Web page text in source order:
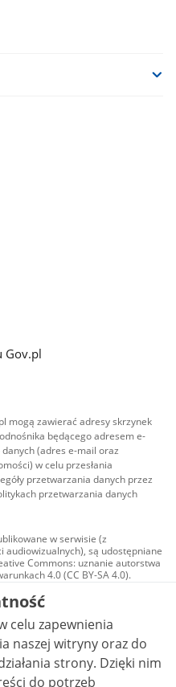
Gov.pl
mogą zawierać adresy skrzynek
będącego adresem e-
(adres e-mail oraz
w celu przesłania
przetwarzania danych przez
przetwarzania danych
w serwisie (z
audiowizualnych), są udostępniane
Commons: uznanie autorstwa
4.0 (CC BY-SA 4.0).
w tym zdjęcia, materiały
na licencji typu
uznanie autorstwa użycie
utworów zależnych 4.0 (CC BY-
jest to stwierdzone inaczej.
celu zapewnienia
naszej witryny oraz do
strony. Dzięki nim
do potrzeb